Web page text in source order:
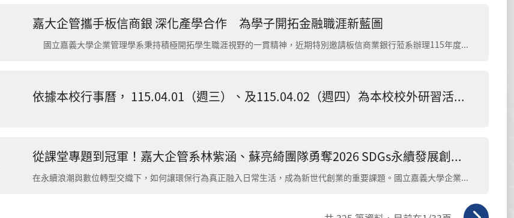
嘉大企管攜手板信商銀 深化產學合作 為學子開拓金融職涯新藍圖
國立嘉義大學企業管理學系秉持積極開拓學生職涯視野的一貫精神，近期特別邀請板信商業銀行蒞系辦理115年度校園實習暨就業說明...
依據本校行事曆， 115.04.01（週三）、及115.04.02（週四）為本校校外研習活動， 全校停課二天， 爰此，因應兒童節及民族掃墓節連假， 本校自115年4月1日（週三）至4月6日（週一）止為連續假期 •
從課堂專題到冠軍！嘉大企管系林紫涵、蘇亮綺團隊勇奪2026 SDGs永續發展創新創業競賽金獎
在永續浪潮與數位轉型交織下，如何讓環保行為真正融入日常生活，成為新世代創業的重要課題。國立嘉義大學企業管理學系學生林紫涵、蘇亮綺組成團隊，於2026年校內「SDGs永續發展創新創業競賽」中，以...